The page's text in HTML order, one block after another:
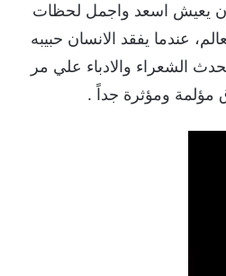
يعيش اسعد واجمل لحظات
عندما يفقد الانسان حبيبه
الشعراء والادباء علي مر
مؤلمة ومؤثرة جداً .